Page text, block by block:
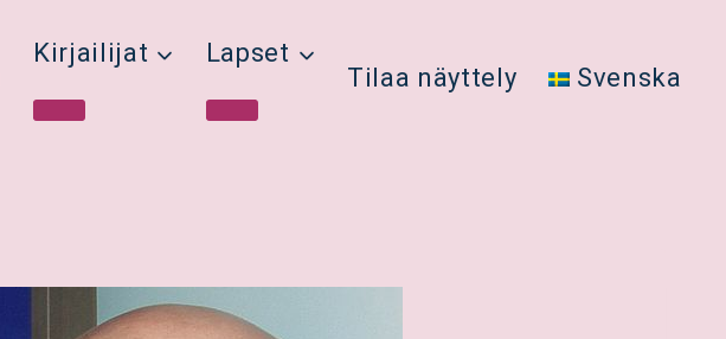
Kirjailijat
Lapset
Tilaa näyttely
Svenska